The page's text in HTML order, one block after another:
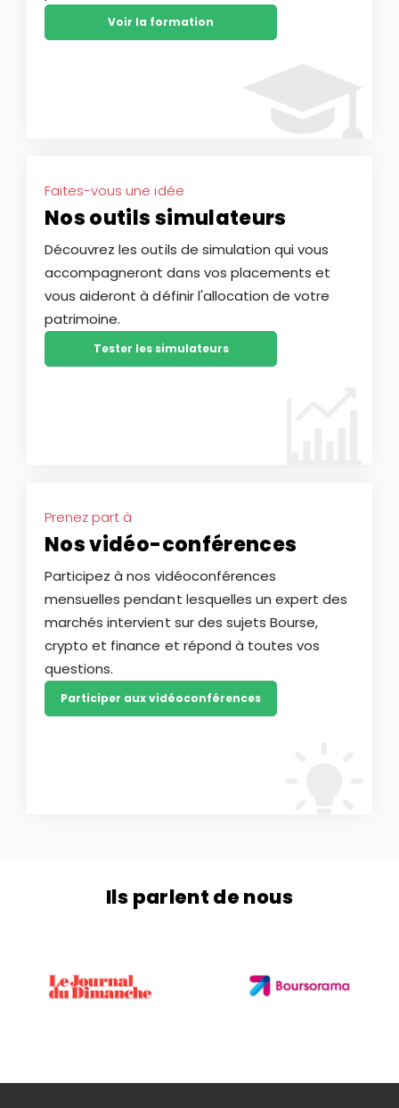
Voir la formation
Faites-vous une idée
Nos outils simulateurs
Découvrez les outils de simulation qui vous
accompagneront dans vos placements et
vous aideront à définir l'allocation de votre
patrimoine.
Tester les simulateurs
Prenez part à
Nos vidéo-conférences
Participez à nos vidéoconférences
mensuelles pendant lesquelles un expert des
marchés intervient sur des sujets Bourse,
crypto et finance et répond à toutes vos
questions.
Participer aux vidéoconférences
Ils parlent de nous